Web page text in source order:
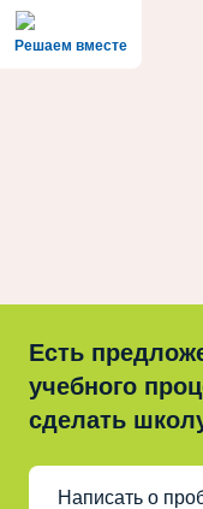
Решаем вместе
Есть
учебного
сделать
Написать о